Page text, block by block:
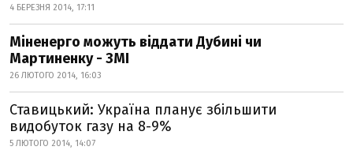
4 БЕРЕЗНЯ 2014, 17:11
Міненерго можуть віддати Дубині чи
Мартиненку - ЗМІ
26 ЛЮТОГО 2014, 16:03
Ставицький: Україна планує збільшити
видобуток газу на 8-9%
5 ЛЮТОГО 2014, 14:07